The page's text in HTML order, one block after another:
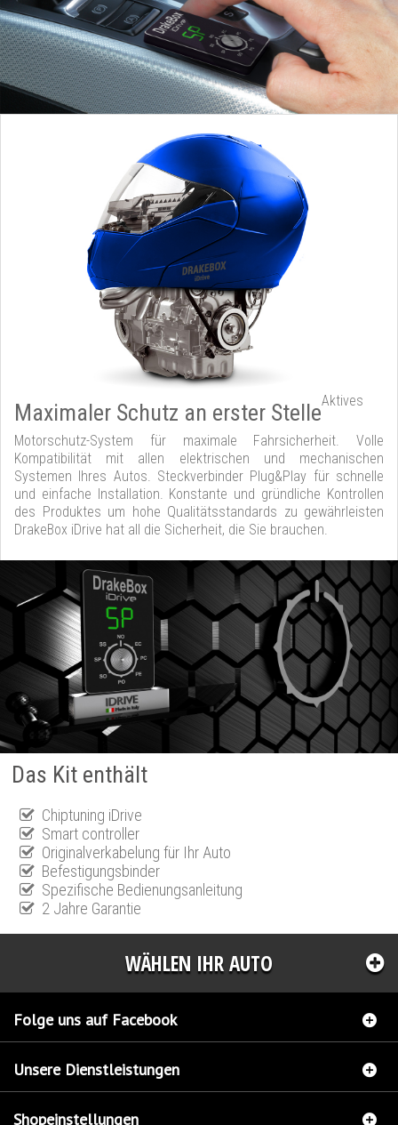
Maximaler Schutz an erster StelleAktives
Motorschutz-System für maximale Fahrsicherheit. Volle
Kompatibilität mit allen elektrischen und mechanischen
Systemen Ihres Autos. Steckverbinder Plug&Play für schnelle
und einfache Installation. Konstante und gründliche Kontrollen
des Produktes um hohe Qualitätsstandards zu gewährleisten
DrakeBox iDrive hat all die Sicherheit, die Sie brauchen.
Das Kit enthält
Chiptuning iDrive
Smart controller
Originalverkabelung für Ihr Auto
Befestigungsbinder
Spezifische Bedienungsanleitung
2 Jahre Garantie
WÄHLEN IHR AUTO
Folge uns auf Facebook
Unsere Dienstleistungen
Shopeinstellungen